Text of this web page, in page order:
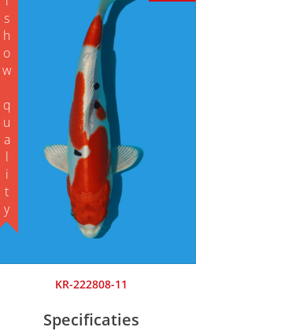
Koishow quality
KR-222808-11
Specificaties